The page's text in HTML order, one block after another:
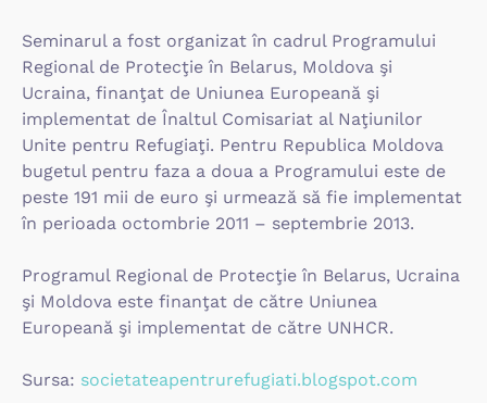
Seminarul a fost organizat în cadrul Programului
Regional de Protecţie în Belarus, Moldova şi
Ucraina, finanţat de Uniunea Europeană şi
implementat de Înaltul Comisariat al Naţiunilor
Unite pentru Refugiaţi. Pentru Republica Moldova
bugetul pentru faza a doua a Programului este de
peste 191 mii de euro şi urmează să fie implementat
în perioada octombrie 2011 – septembrie 2013.
Programul Regional de Protecţie în Belarus, Ucraina
şi Moldova este finanţat de către Uniunea
Europeană şi implementat de către UNHCR.
Sursa: societateapentrurefugiati.blogspot.com